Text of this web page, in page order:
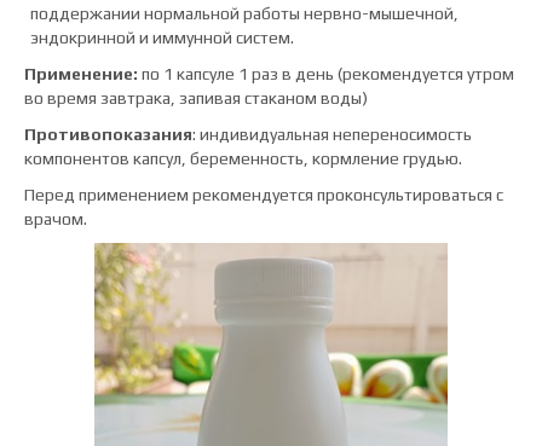
поддержании нормальной работы нервно-мышечной,
эндокринной и иммунной систем.
Применение: по 1 капсуле 1 раз в день (рекомендуется утром
во время завтрака, запивая стаканом воды)
Противопоказания: индивидуальная непереносимость
компонентов капсул, беременность, кормление грудью.
Перед применением рекомендуется проконсультироваться с
врачом.